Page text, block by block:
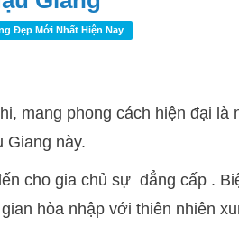
Đẹp Mới Nhất Hiện Nay
mang phong cách hiện đại
Giang này.
cho gia chủ sự đẳng cấp .
hòa nhập với thiên nhiên